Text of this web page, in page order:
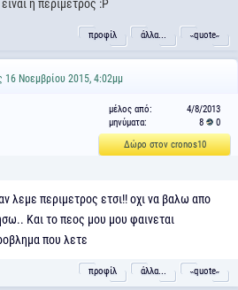
η περίμετρος :P
προφίλ άλλα... ˵quote˶
16 Νοεμβρίου 2015, 4:02μμ
μέλος από:
4/8/2013
μηνύματα:
8
0
Δώρο στον cronos10
λεμε περιμετρος ετσι!! οχι να βαλω απο
Και το πεος μου μου φαινεται
που λετε
προφίλ άλλα... ˵quote˶